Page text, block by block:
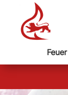
Feuer